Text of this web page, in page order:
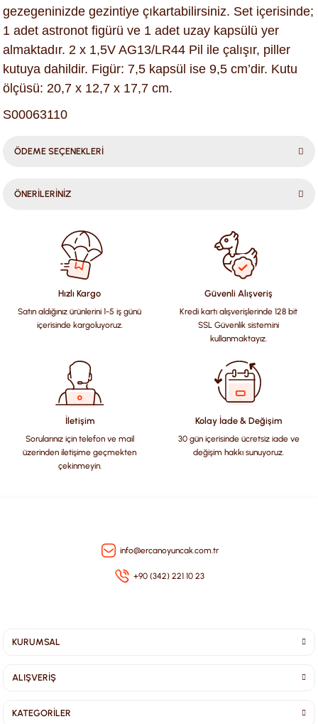
gezegeninizde gezintiye çıkartabilirsiniz. Set içerisinde;
1 adet astronot figürü ve 1 adet uzay kapsülü yer
almaktadır. 2 x 1,5V AG13/LR44 Pil ile çalışır, piller
kutuya dahildir. Figür: 7,5 kapsül ise 9,5 cm’dir. Kutu
ölçüsü: 20,7 x 12,7 x 17,7 cm.
S00063110
ÖDEME SEÇENEKLERİ
ÖNERİLERİNİZ
konularda yetersiz gördüğünüz noktaları öneri formunu
kullanarak tarafımıza iletebilirsiniz.
Görüş ve önerileriniz için teşekkür ederiz.
Ürün resmi kalitesiz, bozuk veya görüntülenemiyor.
Ürün açıklamasında eksik bilgiler bulunuyor.
Ürün bilgilerinde hatalar bulunuyor.
Ürün fiyatı diğer sitelerden daha pahalı.
Bu ürüne benzer farklı alternatifler olmalı.
Hızlı Kargo
Satın aldığınız ürünlerini 1-5 iş günü
içerisinde kargoluyoruz.
Güvenli Alışveriş
Kredi kartı alışverişlerinde 128 bit
SSL Güvenlik sistemini
kullanmaktayız.
İletişim
Sorularınız için telefon ve mail
üzerinden iletişime geçmekten
çekinmeyin.
Kolay İade & Değişim
30 gün içerisinde ücretsiz iade ve
değişim hakkı sunuyoruz.
info@ercanoyuncak.com.tr
+90 (342) 221 10 23
KURUMSAL
ALIŞVERİŞ
KATEGORİLER